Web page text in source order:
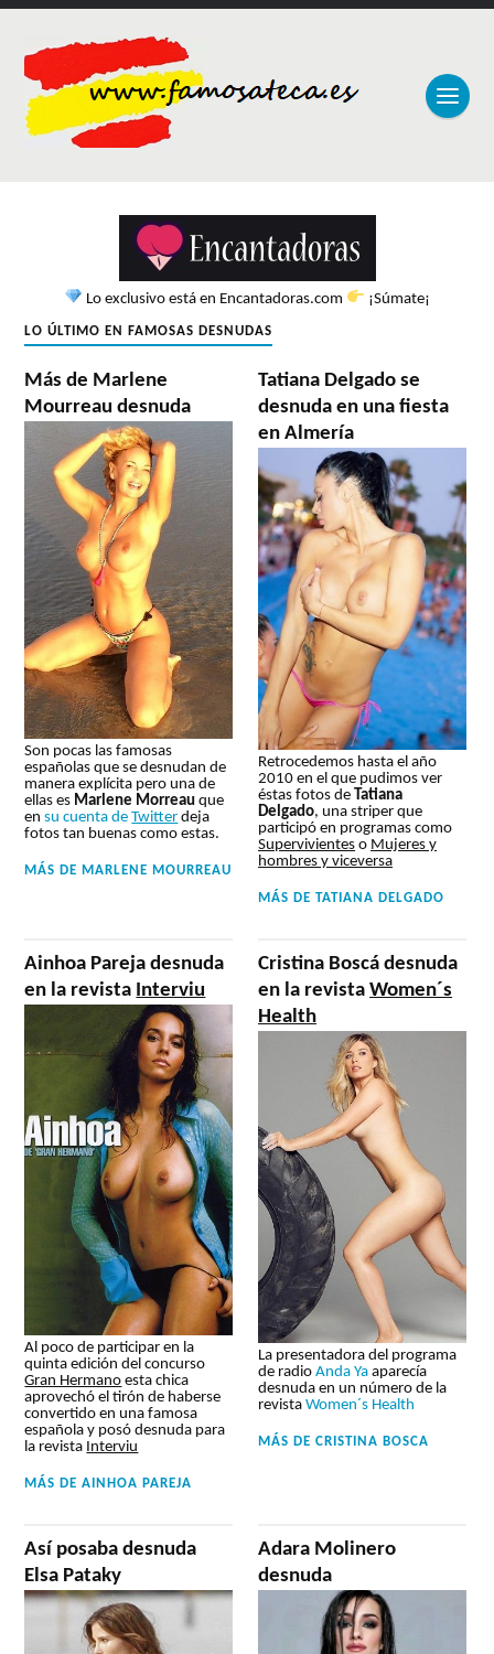
Lo exclusivo está en Encantadoras.com ¡Súmate¡
LO ÚLTIMO EN FAMOSAS DESNUDAS
Más de Marlene
Mourreau desnuda
Son pocas las famosas
españolas que se desnudan de
manera explícita pero una de
ellas es Marlene Morreau que
ensu cuenta deTwitter deja
fotos tan buenas como estas.
MÁS DE MARLENE MOURREAU
Tatiana Delgado se
desnuda en una fiesta
en Almería
Retrocedemos hasta el año
2010 en el que pudimos ver
éstas fotos de Tatiana
Delgado, una striper que
participó en programas como
Supervivientes o Mujeres y
hombres y viceversa
MÁS DETATIANA DELGADO
Ainhoa Pareja desnuda
en la revista Interviu
Al poco de participar en la
quinta edición del concurso
Gran Hermano esta chica
aprovechó el tirón de haberse
convertido en una famosa
española y posó desnuda para
la revista Interviu
MÁS DEAINHOA PAREJA
Cristina Boscá desnuda
en la revistaWomen´s
Health
La presentadora del programa
de radioAnda Ya aparecía
desnuda en un número de la
revistaWomen´s Health
MÁS DECRISTINA BOSCA
Así posaba desnuda
Elsa Pataky
Adara Molinero
desnuda